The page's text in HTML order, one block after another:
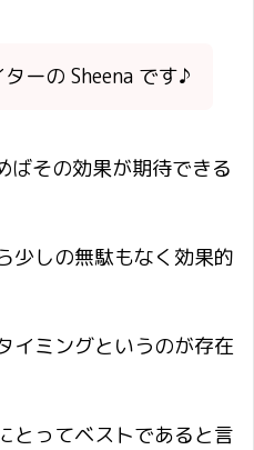
ーの Sheena です♪
ばその効果が期待できる
少しの無駄もなく効果的
イミングというのが存在
とってベストであると言